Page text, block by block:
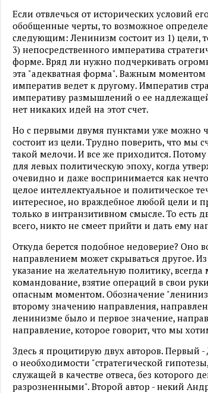
Если отвлечься от исторических условий
обобщенные черты, то возможное
следующим: Ленинизм состоит из 1) цели,
3) непосредственного императива
форме. Вряд ли нужно подчеркивать
эта "адекватная форма". Важным моментом
императив ведет к другому. Императив
императиву размышлений о ее
нет никаких идей на этот счет.
Но с первыми двумя пунктами уже можно
состоит из цели. Трудно поверить, что мы
такой мелочи. И все же приходится.
для левых политическую эпоху, когда
очевидно и даже воспринимается как
целое интеллектуальное и политическое
интересное, но враждебное любой цели и
только в интранзитивном смысле. То есть
всего, никто не смеет прийти и дать ему
Откуда берется подобное недоверие? Оно
направлением может скрываться другое.
указание на желательную политику,
командование, взятие операций в свои
опасным моментом. Обозначение
второму значению направления,
ленинизме было и первое значение,
направление, которое говорит, что мы
Здесь я процитирую двух авторов. Первый
о необходимости "стратегической
служащей в качестве отвеса, без которого
разрозненными". Второй автор - некий